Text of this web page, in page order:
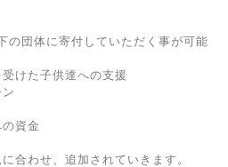
の団体に寄付していただく事が可能
けた子供達への支援
資金
合わせ、追加されていきます。